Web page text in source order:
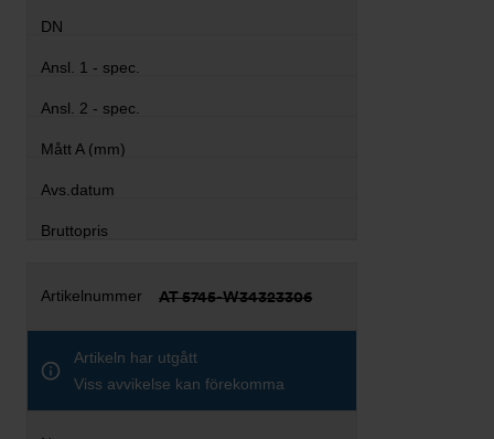
AT 5745-W34323306
Artikeln har utgått
Viss avvikelse kan förekomma